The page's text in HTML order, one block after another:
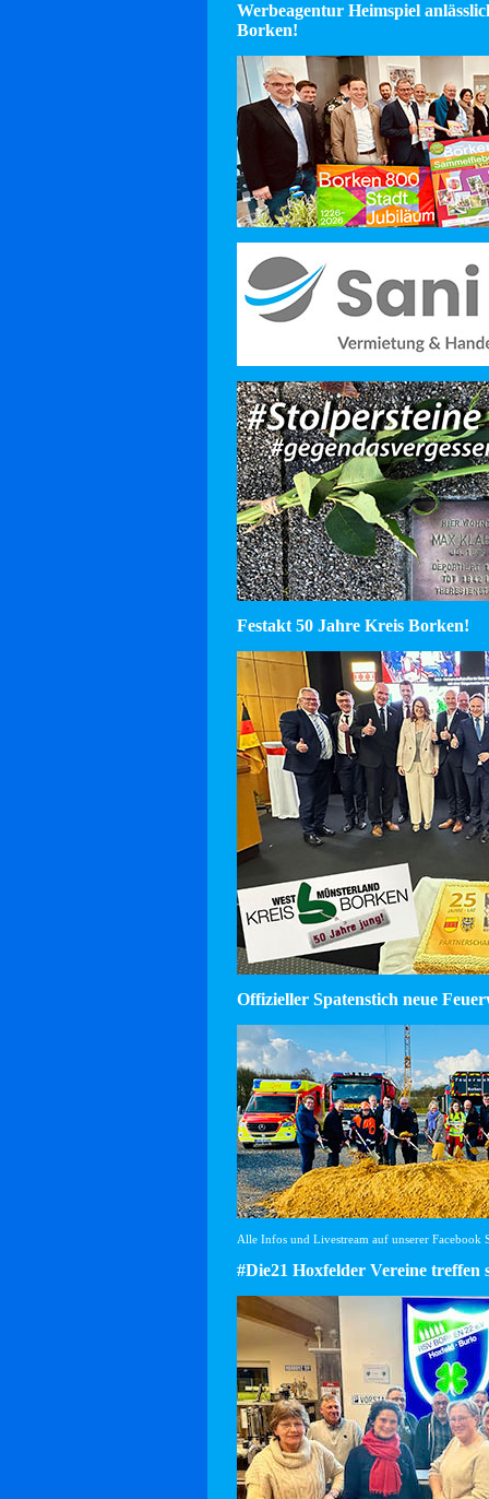
Werbeagentur Heimspiel
Borken!
Festakt 50 Jahre Kreis Borken!
Offizieller Spatenstich neue
Alle Infos und Livestream auf unserer Facebook
#Die21 Hoxfelder Vereine treffen